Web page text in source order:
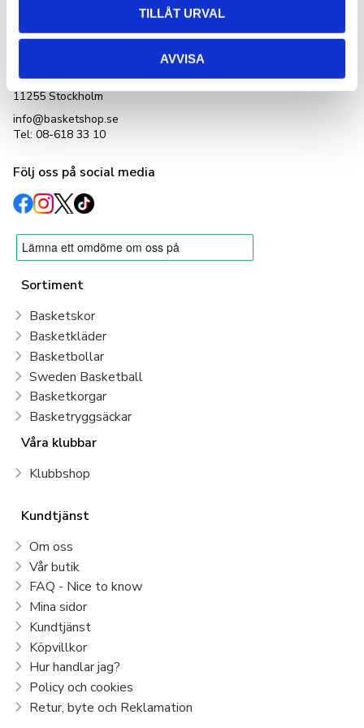
TILLÅT URVAL
AVVISA
Basketshop Sverige
Adlerbethsgatan 19,
11255 Stockholm
info@basketshop.se
Tel: 08-618 33 10
Följ oss på social media
Sortiment
Basketskor
Basketkläder
Basketbollar
Sweden Basketball
Basketkorgar
Basketryggsäckar
Våra klubbar
Klubbshop
Kundtjänst
Om oss
Vår butik
FAQ - Nice to know
Mina sidor
Kundtjänst
Köpvillkor
Hur handlar jag?
Policy och cookies
Retur, byte och Reklamation